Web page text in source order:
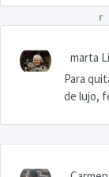
marta
Para
de lujo,